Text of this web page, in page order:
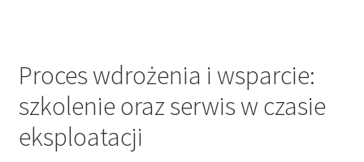
Proces wdrożenia i wsparcie:
szkolenie oraz serwis w czasie
eksploatacji